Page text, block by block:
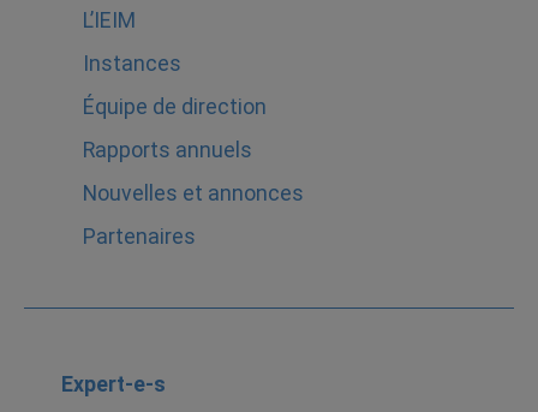
L’IEIM
Instances
Équipe de direction
Rapports annuels
Nouvelles et annonces
Partenaires
Expert-e-s